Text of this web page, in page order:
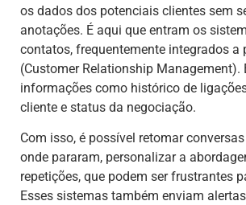
os dados dos potenciais clientes sem
anotações. É aqui que entram os
contatos, frequentemente integrados a
(Customer Relationship Management).
informações como histórico de
cliente e status da negociação.
Com isso, é possível retomar
onde pararam, personalizar a
repetições, que podem ser frustrantes
Esses sistemas também enviam